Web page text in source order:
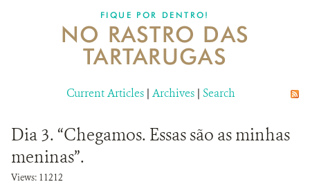
FIQUE POR DENTRO!
NO RASTRO DAS
TARTARUGAS
Current Articles | Archives | Search
Dia 3. “Chegamos. Essas são as minhas
meninas”.
Views: 11212